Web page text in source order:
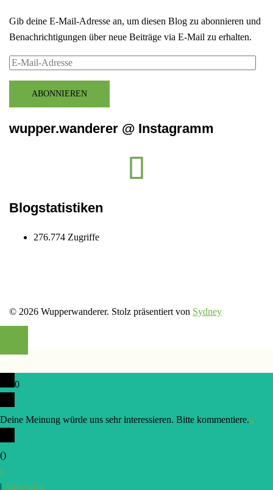
Gib deine E-Mail-Adresse an, um diesen Blog zu abonnieren und
Benachrichtigungen über neue Beiträge via E-Mail zu erhalten.
E-
AdresseABONNIEREN
wupper.wanderer @ Instagramm
Blogstatistiken
276.774 Zugriffe
© 2026 Wupperwanderer. Stolz präsentiert von Sydney
0
Deine Meinung würde uns sehr interessieren. Bitte kommentiere.x
()
x
| Antworten